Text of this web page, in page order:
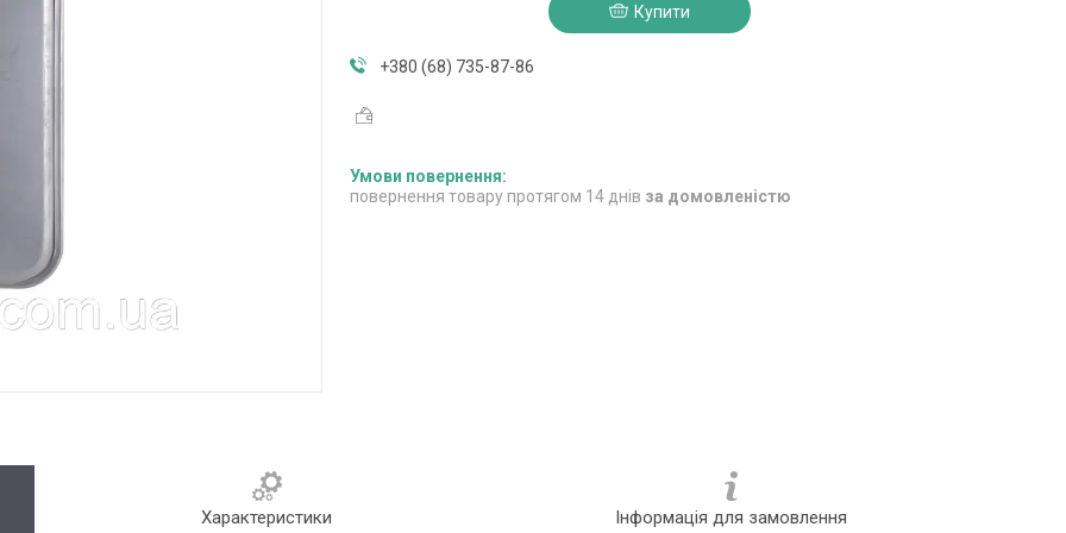
Купити
+380 (68) 735-87-86
повернення товару протягом 14 днів за домовленістю
Характеристики Інформація для замовлення